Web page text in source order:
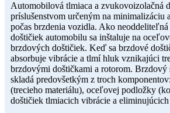
Automobilová tlmiaca a zvukovoizolačná
príslušenstvom určeným na minimalizáciu
počas brzdenia vozidla. Ako
doštičiek automobilu sa inštaluje na
brzdových doštičiek. Keď sa brzdové
absorbuje vibrácie a tlmí hluk vznikajúci
brzdovými doštičkami a rotorom. Brzdový
skladá predovšetkým z troch
(trecieho materiálu), oceľovej podložky
doštičiek tlmiacich vibrácie a